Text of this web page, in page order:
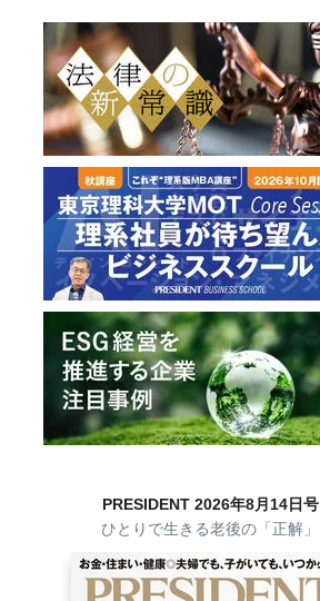
PRESIDENT 2026年8月14日号
ひとりで生きる老後の「正解」